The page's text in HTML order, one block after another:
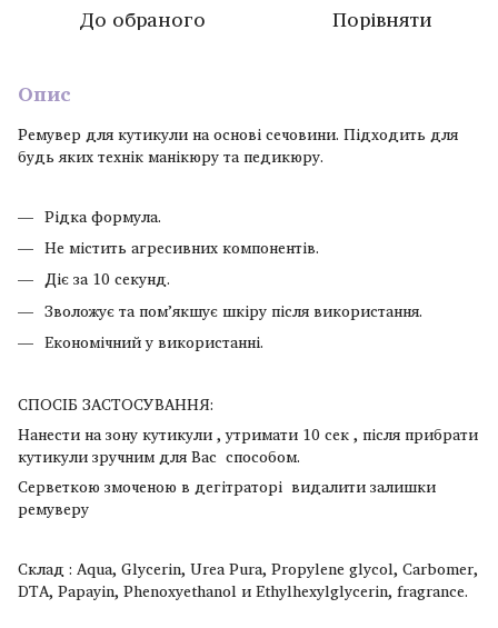
До обраного Порівняти
Опис
Ремувер для кутикули на основі сечовини. Підходить для
будь яких технік манікюру та педикюру.
Рідка формула.
Не містить агресивних компонентів.
Діє за 10 секунд.
Зволожує та помʼякшує шкіру після використання.
Економічний у використанні.
СПОСІБ ЗАСТОСУВАННЯ:
Нанести на зону кутикули , утримати 10 сек , після прибрати
кутикули зручним для Вас способом.
Серветкою змоченою в дегітраторі видалити залишки
ремуверу
Склад : Aqua, Glycerin, Urea Pura, Propylene glycol, Carbomer,
DTA, Papayin, Phenoxyethanol и Ethylhexylglycerin, fragrance.